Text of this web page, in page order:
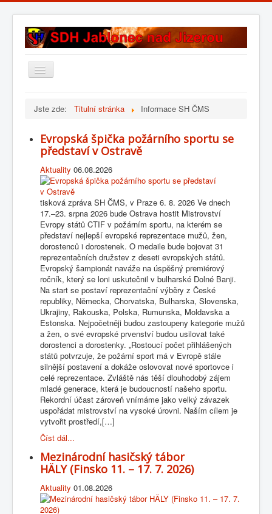
Přepnout
navigaci
Složení sboru
Fotogalerie
Kontakt
Jste zde: Titulní stránka Informace SH ČMS
Evropská špička požárního sportu se
představí v Ostravě
Aktuality 06.08.2026
tisková zpráva SH ČMS, v Praze 6. 8. 2026 Ve dnech
17.–23. srpna 2026 bude Ostrava hostit Mistrovství
Evropy států CTIF v požárním sportu, na kterém se
představí nejlepší evropské reprezentace mužů, žen,
dorostenců i dorostenek. O medaile bude bojovat 31
reprezentačních družstev z deseti evropských států.
Evropský šampionát naváže na úspěšný premiérový
ročník, který se loni uskutečnil v bulharské Dolné Banji.
Na start se postaví reprezentační výběry z České
republiky, Německa, Chorvatska, Bulharska, Slovenska,
Ukrajiny, Rakouska, Polska, Rumunska, Moldavska a
Estonska. Nejpočetněji budou zastoupeny kategorie mužů
a žen, o své evropské prvenství budou usilovat také
dorostenci a dorostenky. „Rostoucí počet přihlášených
států potvrzuje, že požární sport má v Evropě stále
silnější postavení a dokáže oslovovat nové sportovce i
celé reprezentace. Zvláště nás těší dlouhodobý zájem
mladé generace, která je budoucností našeho sportu.
Rekordní účast zároveň vnímáme jako velký závazek
uspořádat mistrovství na vysoké úrovni. Naším cílem je
vytvořit prostředí,[…]
Číst dál...
Mezinárodní hasičský tábor
HÄLY (Finsko 11. – 17. 7. 2026)
Aktuality 01.08.2026